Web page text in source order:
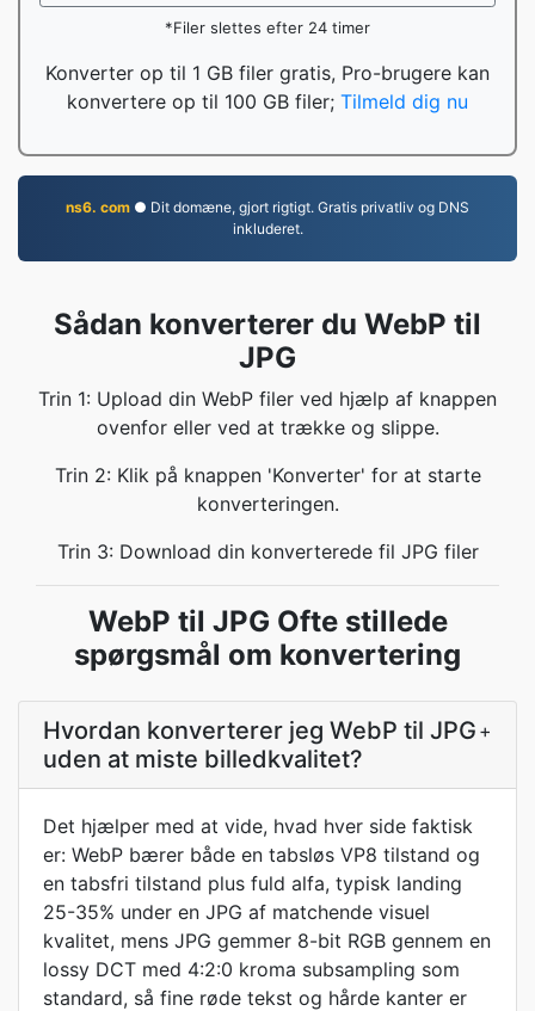
*Filer slettes efter 24 timer
Konverter op til 1 GB filer gratis, Pro-brugere kan
konvertere op til 100 GB filer; Tilmeld dig nu
ns6. com ● Dit domæne, gjort rigtigt. Gratis privatliv og DNS
inkluderet.
Sådan konverterer du WebP til
JPG
Trin 1: Upload din WebP filer ved hjælp af knappen
ovenfor eller ved at trække og slippe.
Trin 2: Klik på knappen 'Konverter' for at starte
konverteringen.
Trin 3: Download din konverterede fil JPG filer
WebP til JPG Ofte stillede
spørgsmål om konvertering
Hvordan konverterer jeg WebP til JPG
uden at miste billedkvalitet?
+
Det hjælper med at vide, hvad hver side faktisk
er: WebP bærer både en tabsløs VP8 tilstand og
en tabsfri tilstand plus fuld alfa, typisk landing
25-35% under en JPG af matchende visuel
kvalitet, mens JPG gemmer 8-bit RGB gennem en
lossy DCT med 4:2:0 kroma subsampling som
standard, så fine røde tekst og hårde kanter er